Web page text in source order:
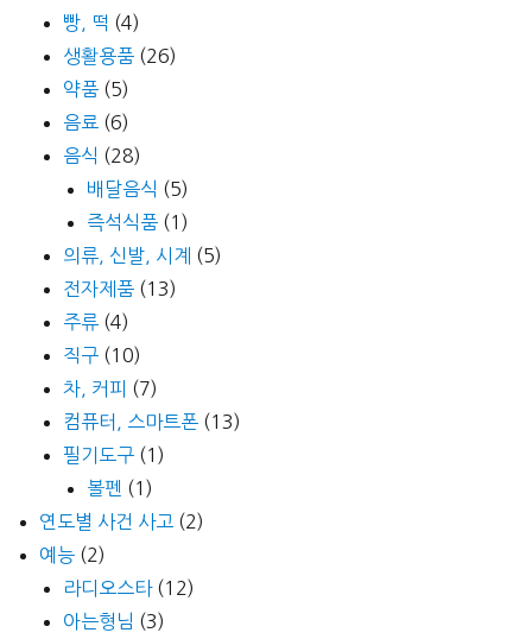
빵, 떡 (4)
생활용품 (26)
약품 (5)
음료 (6)
음식 (28)
배달음식 (5)
즉석식품 (1)
의류, 신발, 시계 (5)
전자제품 (13)
주류 (4)
직구 (10)
차, 커피 (7)
컴퓨터, 스마트폰 (13)
필기도구 (1)
볼펜 (1)
연도별 사건 사고 (2)
예능 (2)
라디오스타(12)
아는형님 (3)